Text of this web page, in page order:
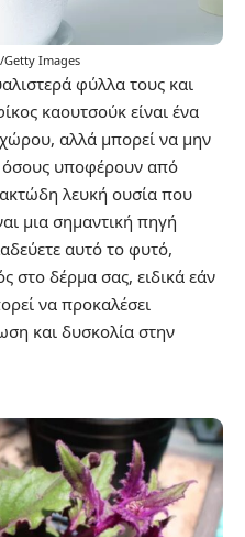
Images
φύλλα τους και
καουτσούκ είναι ένα
αλλά μπορεί να μην
όσους υποφέρουν από
λευκή ουσία που
μια σημαντική πηγή
αυτό το φυτό,
στο δέρμα σας, ειδικά εάν
να προκαλέσει
και δυσκολία στην